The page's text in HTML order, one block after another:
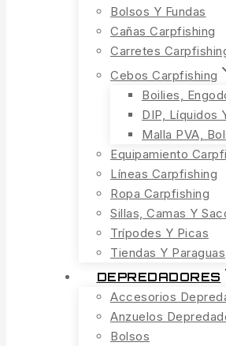
Bolsos Y Fundas
Cañas Carpfishing
Carretes
Cebos Carpfishing
Boilies,
DIP, Líquidos
Malla PVA,
Equipamiento
Líneas Carpfishing
Ropa Carpfishing
Sillas, Camas Y
Trípodes Y Picas
Tiendas Y Paraguas
DEPREDADORES
Accesorios
Anzuelos
Bolsos